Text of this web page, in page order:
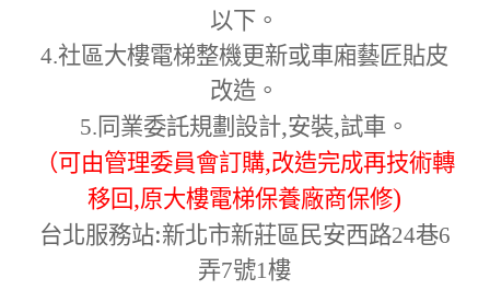
以下。
4.社區大樓電梯整機更新或車廂藝匠貼皮
改造。
5. 同業委託規劃設計,安裝,試車。
（可由管理委員會訂購,改造完成再技術轉
移回,原大樓電梯保養廠商保修)
台北服務站:新北市新莊區民安西路24巷6
弄7號1樓